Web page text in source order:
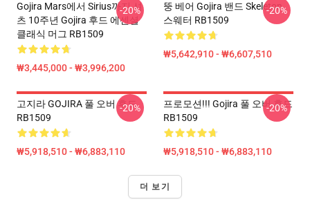
Gojira Mars에서 Sirius까지 셔
츠 10주년 Gojira 후드 에센셜
클래식 머그 RB1509
₩3,445,000 - ₩3,996,200
-20%
뚱 베어 Gojira 밴드 Skeleton
스웨터 RB1509
₩5,642,910 - ₩6,607,510
-20%
고지라 GOJIRA 풀 오버 후드
RB1509
₩5,918,510 - ₩6,883,110
-20%
프로모션!!! Gojira 풀 오버 후드
RB1509
₩5,918,510 - ₩6,883,110
-20%
더 보기